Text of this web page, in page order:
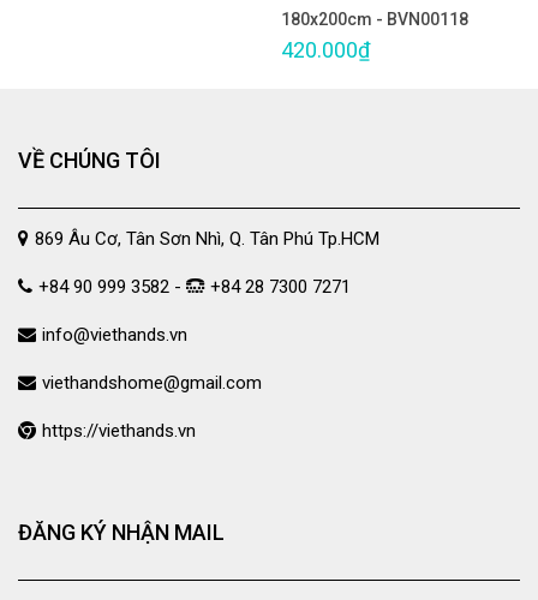
180x200cm - BVN00118
420.000₫
VỀ CHÚNG TÔI
869 Âu Cơ, Tân Sơn Nhì, Q. Tân Phú Tp.HCM
+84 90 999 3582 - +84 28 7300 7271
info@viethands.vn
viethandshome@gmail.com
https://viethands.vn
ĐĂNG KÝ NHẬN MAIL